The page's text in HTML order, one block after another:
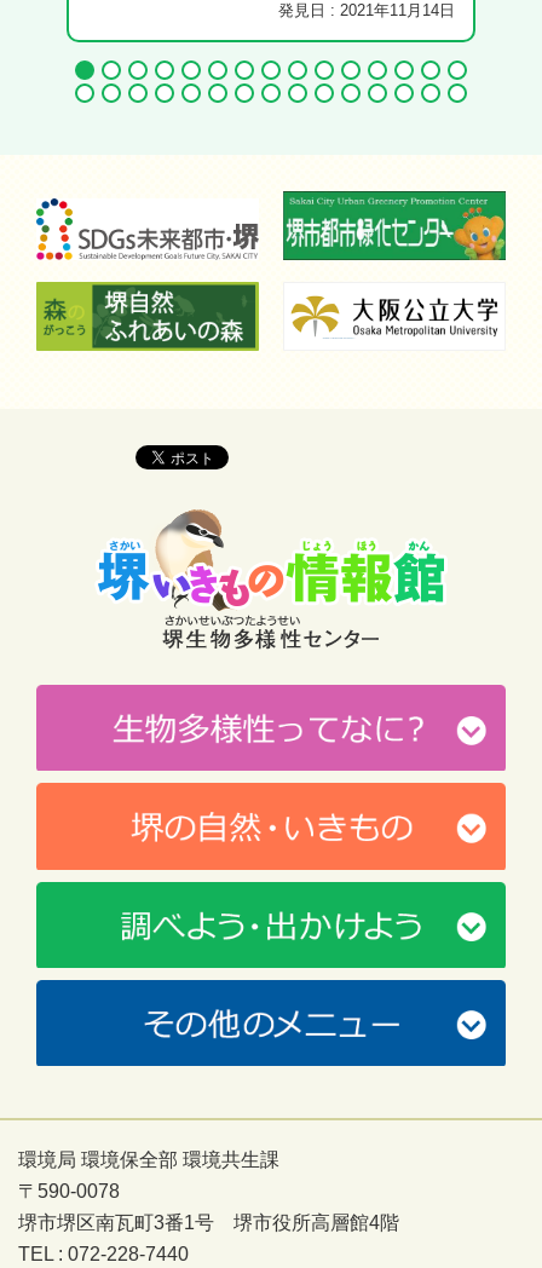
発見日 : 2021年11月14日
環境局 環境保全部 環境共生課
〒590-0078
堺市堺区南瓦町3番1号 堺市役所高層館4階
TEL : 072-228-7440